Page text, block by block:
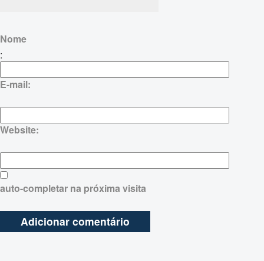
Nome
:
E-mail:
Website:
auto-completar na próxima visita